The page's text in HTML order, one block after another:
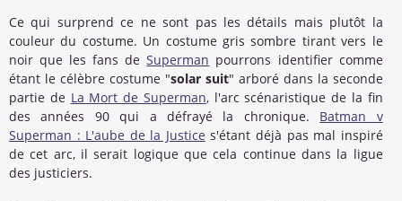
Ce qui surprend ce ne sont pas les détails mais plutôt la
couleur du costume. Un costume gris sombre tirant vers le
noir que les fans deSuperman pourrons identifier comme
étant le célèbre costume "solar suit" arboré dans la seconde
partie de La Mort de Superman, l'arc scénaristique de la fin
des années 90 qui a défrayé la chronique. Batman v
Superman : L'aube de la Justice s'étant déjà pas mal inspiré
de cet arc, il serait logique que cela continue dans la ligue
des justiciers.